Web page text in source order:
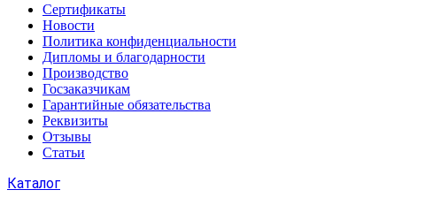
Сертификаты
Новости
Политика конфиденциальности
Дипломы и благодарности
Производство
Госзаказчикам
Гарантийные обязательства
Реквизиты
Отзывы
Статьи
Каталог